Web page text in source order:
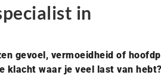
in
gevoel, vermoeidheid of
klacht waar je veel last van